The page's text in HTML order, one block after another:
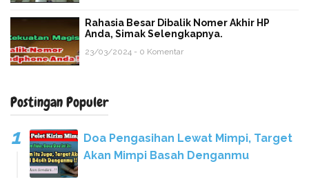
Rahasia Besar Dibalik Nomer Akhir HP
Anda, Simak Selengkapnya.
23/03/2024 - 0 Komentar
Postingan Populer
Doa Pengasihan Lewat Mimpi, Target
Akan Mimpi Basah Denganmu